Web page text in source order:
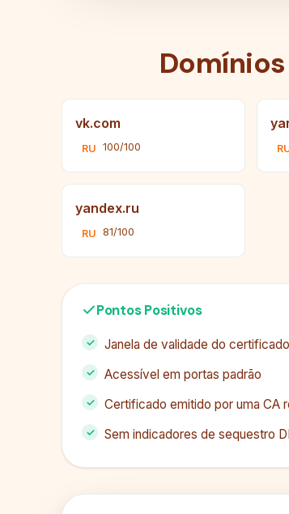
vk.com
RU 100/100
yandex.ru
RU 81/100
Pontos Positivos
Janela de validade do certificado
Acessível em portas padrão
Certificado emitido por uma CA
Sem indicadores de sequestro